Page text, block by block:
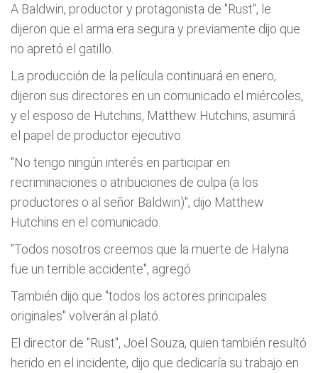
A Baldwin, productor y protagonista de "Rust", le
dijeron que el arma era segura y previamente dijo que
no apretó el gatillo.
La producción de la película continuará en enero,
dijeron sus directores en un comunicado el miércoles,
y el esposo de Hutchins, Matthew Hutchins, asumirá
el papel de productor ejecutivo.
"No tengo ningún interés en participar en
recriminaciones o atribuciones de culpa (a los
productores o al señor Baldwin)", dijo Matthew
Hutchins en el comunicado.
"Todos nosotros creemos que la muerte de Halyna
fue un terrible accidente", agregó.
También dijo que "todos los actores principales
originales" volverán al plató.
El director de "Rust", Joel Souza, quien también resultó
herido en el incidente, dijo que dedicaría su trabajo en